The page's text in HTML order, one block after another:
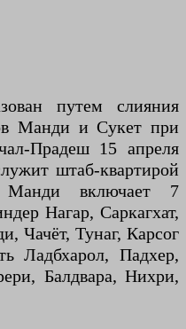
путем слияния
Манди и Сукет при
Прадеш 15 апреля
штаб-квартирой
включает 7
Нагар, Саркагхат,
Чачёт, Тунаг, Карсог
Ладбхарол, Падхер,
Балдвара, Нихри,